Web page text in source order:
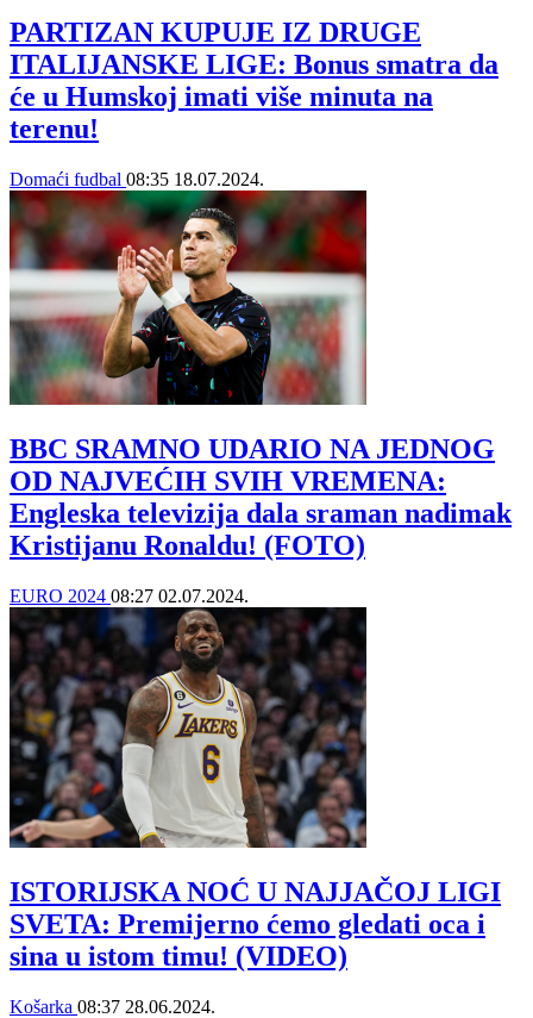
PARTIZAN KUPUJE IZ DRUGE
ITALIJANSKE LIGE: Bonus smatra da
će u Humskoj imati više minuta na
terenu!
Domaći fudbal 08:35 18.07.2024.
BBC SRAMNO UDARIO NA JEDNOG
OD NAJVEĆIH SVIH VREMENA:
Engleska televizija dala sraman nadimak
Kristijanu Ronaldu! (FOTO)
EURO 2024 08:27 02.07.2024.
ISTORIJSKA NOĆ U NAJJAČOJ LIGI
SVETA: Premijerno ćemo gledati oca i
sina u istom timu! (VIDEO)
Košarka 08:37 28.06.2024.